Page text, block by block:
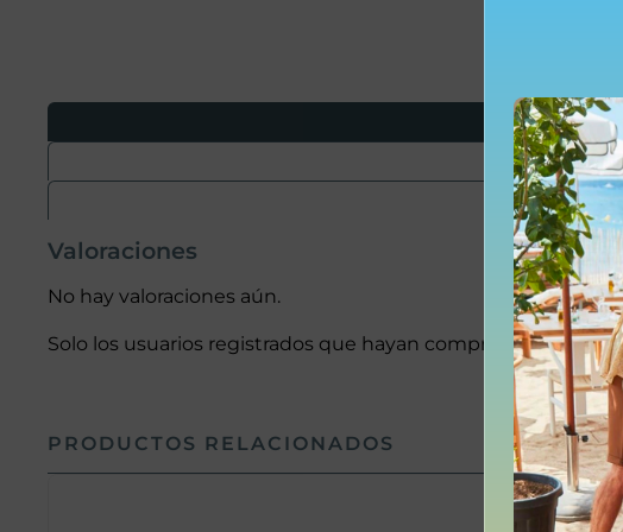
Valoraciones
No hay valoraciones aún.
Solo los usuarios registrados que hayan comprado este
PRODUCTOS RELACIONADOS